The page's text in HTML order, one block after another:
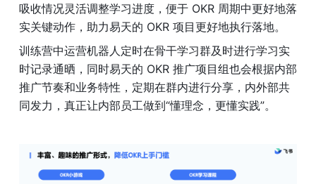
吸收情况灵活调整学习进度，便于 OKR 周期中更好地落
实关键动作，助力易天的 OKR 项目更好地执行落地。
训练营中运营机器人定时在骨干学习群及时进行学习实
时记录通晒，同时易天的 OKR 推广项目组也会根据内部
推广节奏和业务特性，定期在群内进行分享，内外部共
同发力，真正让内部员工做到“懂理念，更懂实践”。